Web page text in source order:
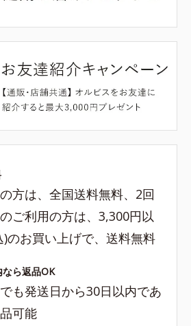
方は、全国送料無料、2回
ご利用の方は、3,300円以
)のお買い上げで、送料無料
ら返品OK
も発送日から30日以内であ
可能